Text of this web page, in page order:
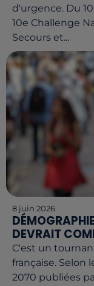
d'urgence. Du
10e Challenge
Secours et...
8 juin 2026
DEVRAIT
C'est un
française. Selon
2070 publiées